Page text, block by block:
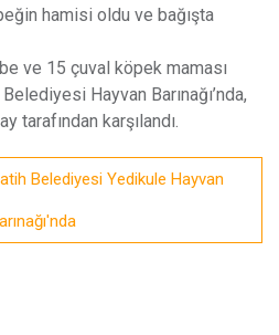
hamisi oldu ve bağışta
ve 15 çuval köpek maması
Hayvan Barınağı’nda,
tarafından karşılandı.
Belediyesi Yedikule Hayvan